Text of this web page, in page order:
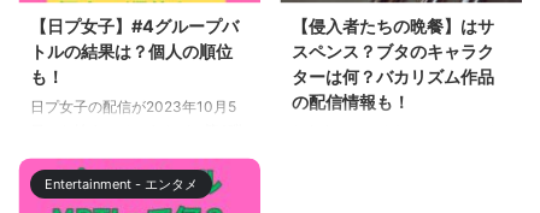
ョン番組？ アイドルになりたい
けど、夢を諦めざるを得なかった
女性たちに、もう一度チャンスを
与えるオーディション番組が始ま
ロバート秋山さんが演じていたズ
ッキーのモデルは誰なのか？また
モデルとなった深夜番組について
解説します。 【不適切にもほど
がある】ズッキー（ロバート秋
【日プ女子】#4グループバ
トルの結果は？個人の順位
も！
日プ女子の配信が2023年10月5
（#4）が以下の時間に配信され
ました。 2023/10/26（木）開場
20:00 /開演21:00 この記事で
【侵入者たちの晩餐】はサ
スペンス？ブタのキャラク
ターは何？バカリズム作品
の配信情報も！
Entertainment - エンタメ